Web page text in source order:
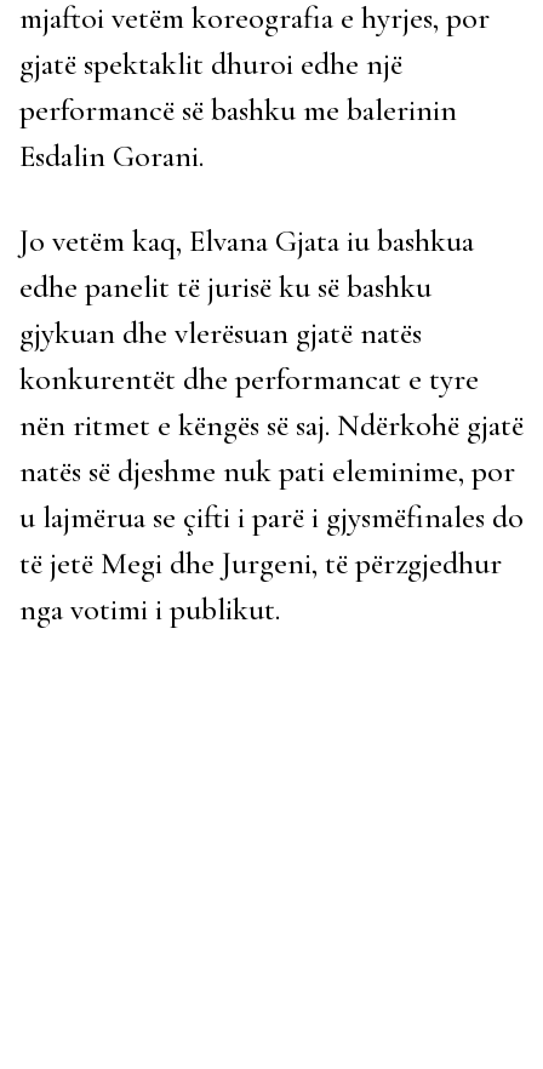
mjaftoi vetëm koreografia e hyrjes, por
gjatë spektaklit dhuroi edhe një
performancë së bashku me balerinin
Esdalin Gorani.
Jo vetëm kaq, Elvana Gjata iu bashkua
edhe panelit të jurisë ku së bashku
gjykuan dhe vlerësuan gjatë natës
konkurentët dhe performancat e tyre
nën ritmet e këngës së saj. Ndërkohë gjatë
natës së djeshme nuk pati eleminime, por
u lajmërua se çifti i parë i gjysmëfinales do
të jetë Megi dhe Jurgeni, të përzgjedhur
nga votimi i publikut.